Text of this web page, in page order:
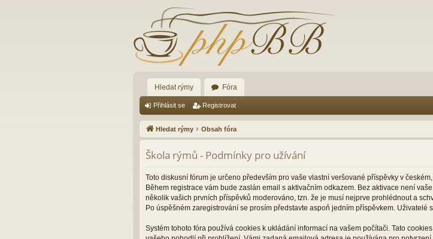
Hledat rýmy Fóra
Přihlásit se Registrovat
Hledat rýmy Obsah fóra
Škola rýmů - Podmínky pro užívání
Toto diskusní fórum je určeno především pro vaše vlastní veršované příspěvky v
Během registrace vám bude zaslán email s aktivačním odkazem. Bez aktivace není
několik vašich prvních příspěvků moderováno, tzn. že je musí nejprve prohlédnout a
Po úspěšném zaregistrování se prosím představte aspoň jedním příspěvkem. Uživatelé
Systém tohoto fóra používá cookies k ukládání informací na vašem počítači. Tato